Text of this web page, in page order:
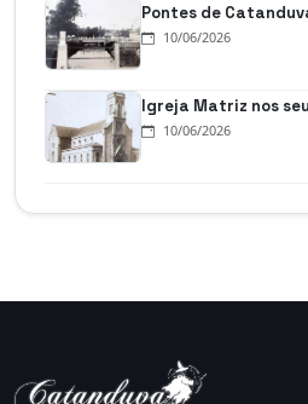
Pontes de
10/06/2026
Igreja Matriz nos
10/06/2026